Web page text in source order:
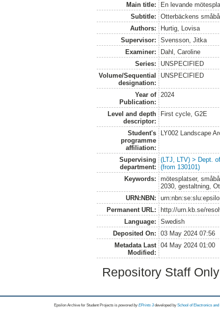
Main title:
En levande
Subtitle:
Otterbäckens
Authors:
Hurtig, Lovisa
Supervisor:
Svensson, Jitka
Examiner:
Dahl, Caroline
Series:
UNSPECIFIED
Volume/Sequential
designation:
UNSPECIFIED
Year of
Publication:
2024
Level and depth
descriptor:
First cycle, G2E
Student's
programme
affiliation:
LY002 Landscape
Supervising
department:
(LTJ, LTV) > Dept.
(from 130101)
Keywords:
mötesplatser,
2030, gestaltning,
URN:NBN:
Permanent URL:
http://urn.kb.se/
Language:
Swedish
Deposited On:
03 May 2024 07:56
Metadata Last
Modified:
04 May 2024 01:00
Repository Staff
Epsilon Archive for Student Projects is powored byEPrints 3 developed by School of Electronics